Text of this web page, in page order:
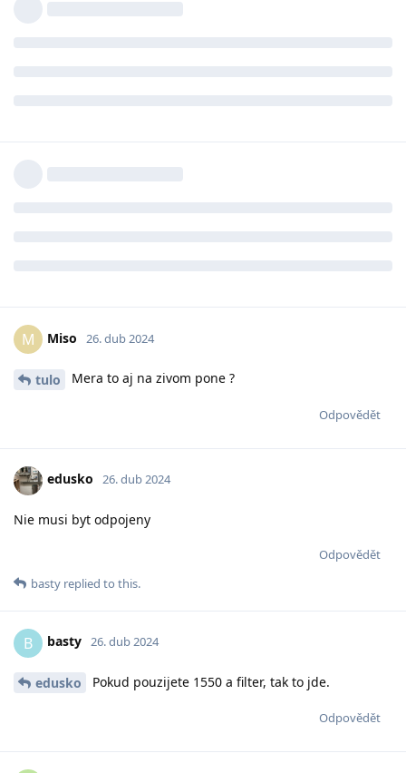
M Miso 26. dub 2024
tulo Mera to aj na zivom pone ?
Odpovědět
edusko 26. dub 2024
Nie musi byt odpojeny
Odpovědět
basty replied to this.
B basty 26. dub 2024
edusko Pokud pouzijete 1550 a filter, tak to jde.
Odpovědět